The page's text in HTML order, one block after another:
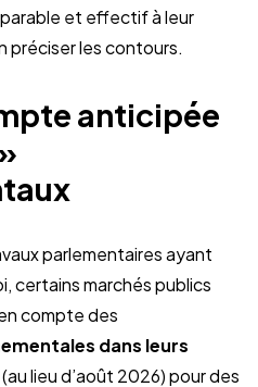
et effectif à leur
préciser les contours.
anticipée
parlementaires ayant
certains marchés publics
compte des
dans leurs
(au lieu d’août 2026) pour des